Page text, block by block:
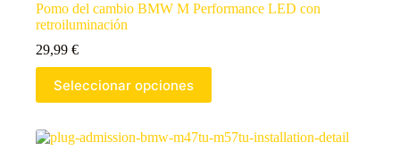
Pomo del cambio BMW M Performance LED con
retroiluminación
29,99 €
Seleccionar opciones